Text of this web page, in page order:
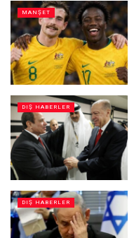
MANŞET
DIŞ HABERLER
DIŞ HABERLER